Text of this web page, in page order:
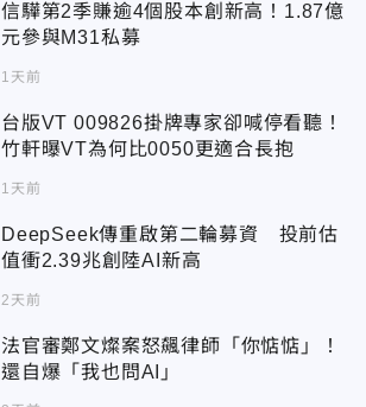
信驊第2季賺逾4個股本創新高！1.87億
元參與M31私募
1天前
台版VT 009826掛牌專家卻喊停看聽！
竹軒曝VT為何比0050更適合長抱
1天前
DeepSeek傳重啟第二輪募資 投前估
值衝2.39兆創陸AI新高
2天前
法官審鄭文燦案怒飆律師「你惦惦」！
還自爆「我也問AI」